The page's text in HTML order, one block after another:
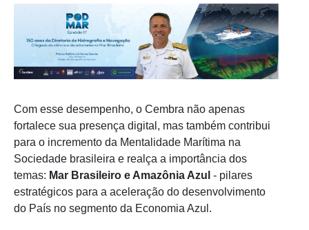
Com esse desempenho, o Cembra não apenas
fortalece sua presença digital, mas também contribui
para o incremento da Mentalidade Marítima na
Sociedade brasileira e realça a importância dos
temas: Mar Brasileiro e Amazônia Azul - pilares
estratégicos para a aceleração do desenvolvimento
do País no segmento da Economia Azul.